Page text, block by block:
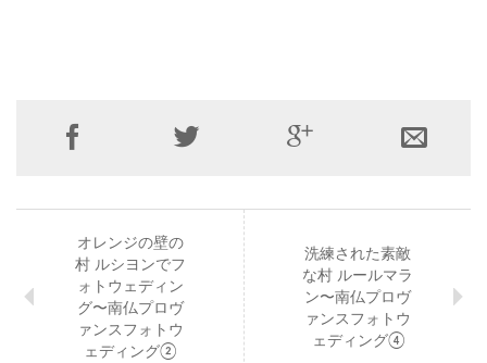
オレンジの壁の
村 ルシヨンでフ
ォトウェディン
グ〜南仏プロヴ
ァンスフォトウ
ェディング②
洗練された素敵
な村 ルールマラ
ン〜南仏プロヴ
ァンスフォトウ
ェディング④